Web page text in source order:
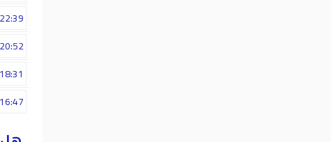
22:39
20:52
18:31
16:47